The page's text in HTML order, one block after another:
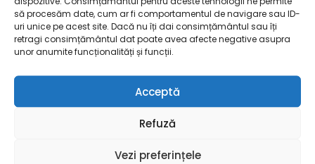
să procesăm date, cum ar fi comportamentul de navigare sau ID-
uri unice pe acest site. Dacă nu îți dai consimțământul sau îți
retragi consimțământul dat poate avea afecte negative asupra
unor anumite funcționalități și funcții.
Acceptă
Refuză
Vezi preferințele
Categoria locului de muncă
Compania Națională "Poșta Română" S.A.